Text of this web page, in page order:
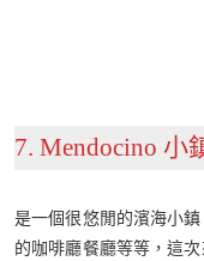
7. Mendocino 小
是一個很悠閒的濱海小
的咖啡廳餐廳等等，這